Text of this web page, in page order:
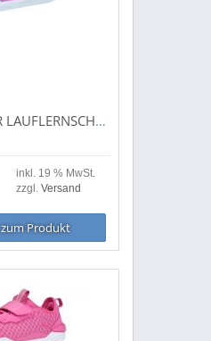
SUPERFIT KINDER LAUFLERNSCHUH/HALBSCHUH/BARFUSSSCHUHE SUPERFREE LILA (VIOLETT) 1-000540-8500
inkl. 19 % MwSt.
zzgl. Versand
zum Produkt